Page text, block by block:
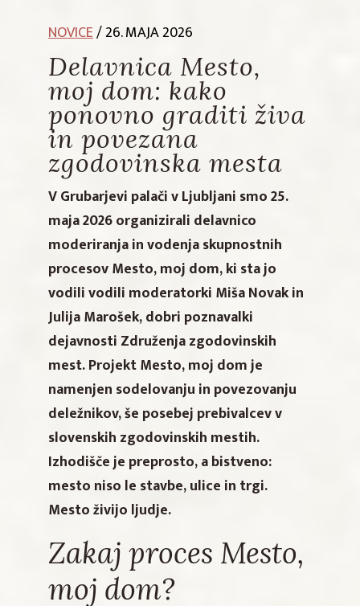
NOVICE/ 26. MAJA 2026
Delavnica Mesto,
moj dom: kako
ponovno graditi živa
in povezana
zgodovinska mesta
V Grubarjevi palači v Ljubljani smo 25.
maja 2026 organizirali delavnico
moderiranja in vodenja skupnostnih
procesov Mesto, moj dom, ki sta jo
vodili vodili moderatorki Miša Novak in
Julija Marošek, dobri poznavalki
dejavnosti Združenja zgodovinskih
mest. Projekt Mesto, moj dom je
namenjen sodelovanju in povezovanju
deležnikov, še posebej prebivalcev v
slovenskih zgodovinskih mestih.
Izhodišče je preprosto, a bistveno:
mesto niso le stavbe, ulice in trgi.
Mesto živijo ljudje.
Zakaj proces Mesto,
moj dom?